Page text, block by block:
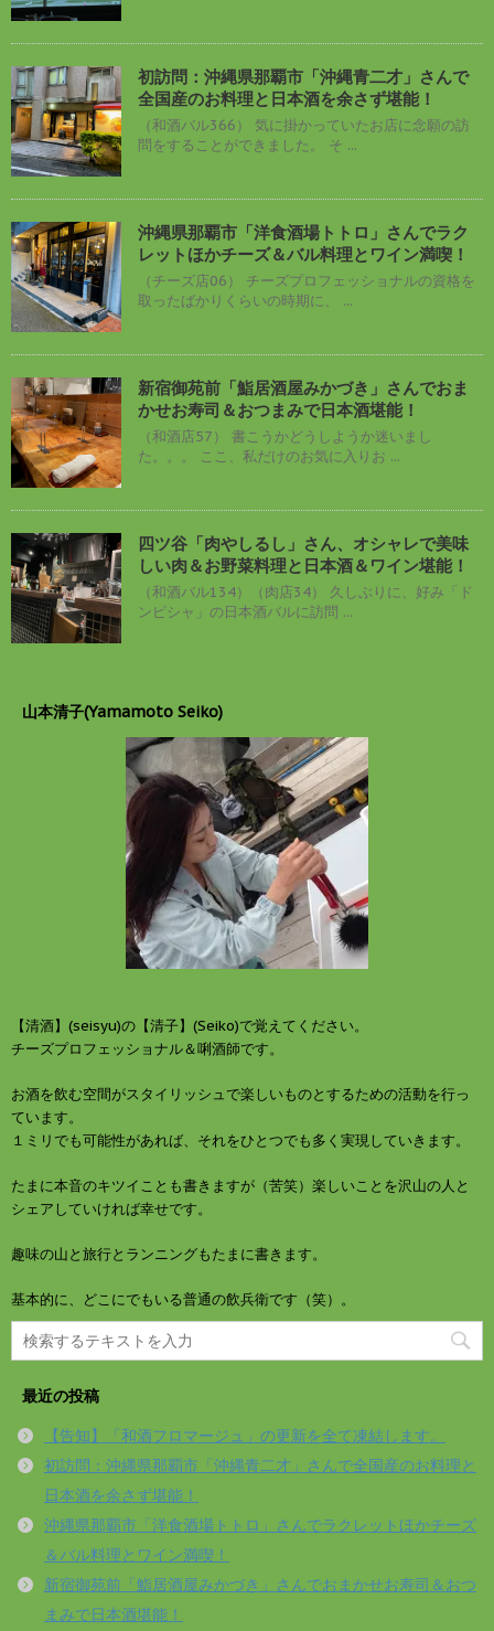
初訪問：沖縄県那覇市「沖縄青二才」さんで
全国産のお料理と日本酒を余さず堪能！
（和酒バル366） 気に掛かっていたお店に念願の訪
問をすることができました。 そ ...
沖縄県那覇市「洋食酒場トトロ」さんでラク
レットほかチーズ＆バル料理とワイン満喫！
（チーズ店06） チーズプロフェッショナルの資格を
取ったばかりくらいの時期に、 ...
新宿御苑前「鮨居酒屋みかづき」さんでおま
かせお寿司＆おつまみで日本酒堪能！
（和酒店57） 書こうかどうしようか迷いまし
た。。。 ここ、私だけのお気に入りお ...
四ツ谷「肉やしるし」さん、オシャレで美味
しい肉＆お野菜料理と日本酒＆ワイン堪能！
（和酒バル134）（肉店34） 久しぶりに、好み「ド
ンピシャ」の日本酒バルに訪問 ...
山本清子(Yamamoto Seiko)
【清酒】(seisyu)の【清子】(Seiko)で覚えてください。
チーズプロフェッショナル＆唎酒師です。
お酒を飲む空間がスタイリッシュで楽しいものとするための活動を行っ
ています。
１ミリでも可能性があれば、それをひとつでも多く実現していきます。
たまに本音のキツイことも書きますが（苦笑）楽しいことを沢山の人と
シェアしていければ幸せです。
趣味の山と旅行とランニングもたまに書きます。
基本的に、どこにでもいる普通の飲兵衛です（笑）。
最近の投稿
【告知】「和酒フロマージュ」の更新を全て凍結します。
初訪問：沖縄県那覇市「沖縄青二才」さんで全国産のお料理と
日本酒を余さず堪能！
沖縄県那覇市「洋食酒場トトロ」さんでラクレットほかチーズ
＆バル料理とワイン満喫！
新宿御苑前「鮨居酒屋みかづき」さんでおまかせお寿司＆おつ
まみで日本酒堪能！